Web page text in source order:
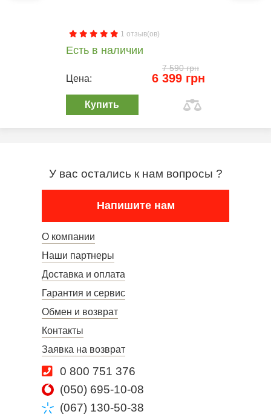
1 отзыв(ов)
Есть в наличии
7 590 грн
Цена: 6 399 грн
Купить
У вас остались к нам вопросы ?
Напишите нам
О компании
Наши партнеры
Доставка и оплата
Гарантия и сервис
Обмен и возврат
Контакты
Заявка на возврат
0 800 751 376
(050) 695-10-08
(067) 130-50-38